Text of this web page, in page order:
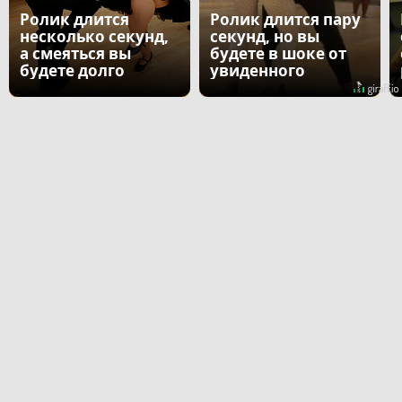
Ролик длится
несколько секунд,
а смеяться вы
будете долго
Ролик длится пару
секунд, но вы
будете в шоке от
увиденного